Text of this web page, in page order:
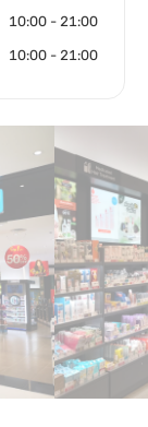
10:00 - 21:00
10:00 - 21:00